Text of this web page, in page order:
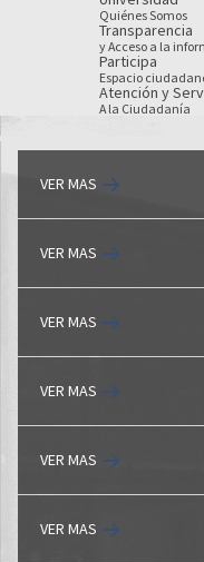
Quiénes Somos
Transparencia
y Acceso a la
Participa
Espacio
Atención y
A la Ciudadanía
VER MAS
VER MAS
VER MAS
VER MAS
VER MAS
VER MAS